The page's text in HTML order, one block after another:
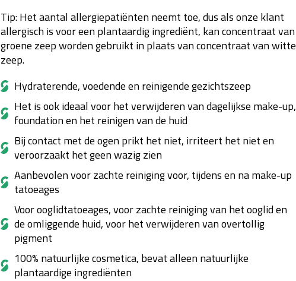
Tip: Het aantal allergiepatiënten neemt toe, dus als onze klant
allergisch is voor een plantaardig ingrediënt, kan concentraat van
groene zeep worden gebruikt in plaats van concentraat van witte
zeep.
Hydraterende, voedende en reinigende gezichtszeep
Het is ook ideaal voor het verwijderen van dagelijkse make-up,
foundation en het reinigen van de huid
Bij contact met de ogen prikt het niet, irriteert het niet en
veroorzaakt het geen wazig zien
Aanbevolen voor zachte reiniging voor, tijdens en na make-up
tatoeages
Voor ooglidtatoeages, voor zachte reiniging van het ooglid en
de omliggende huid, voor het verwijderen van overtollig
pigment
100% natuurlijke cosmetica, bevat alleen natuurlijke
plantaardige ingrediënten